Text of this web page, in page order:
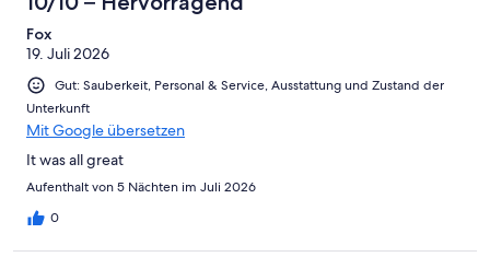
Fox
19. Juli 2026
Gut: Sauberkeit, Personal & Service, Ausstattung und Zustand der
Unterkunft
Mit Google übersetzen
It was all great
Aufenthalt von 5 Nächten im Juli 2026
0